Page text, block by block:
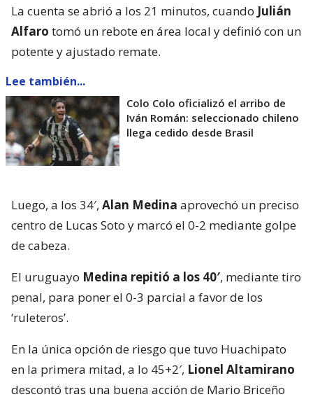
La cuenta se abrió a los 21 minutos, cuando Julián
Alfaro tomó un rebote en área local y definió con un
potente y ajustado remate.
Lee también...
Colo Colo oficializó el arribo de
Iván Román: seleccionado chileno
llega cedido desde Brasil
Luego, a los 34′, Alan Medina aprovechó un preciso
centro de Lucas Soto y marcó el 0-2 mediante golpe
de cabeza.
El uruguayo Medina repitió a los 40′, mediante tiro
penal, para poner el 0-3 parcial a favor de los
‘ruleteros’.
En la única opción de riesgo que tuvo Huachipato
en la primera mitad, a lo 45+2′, Lionel Altamirano
descontó tras una buena acción de Mario Briceño